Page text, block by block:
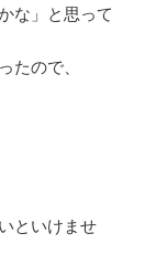
な」と思って
たので、
といけませ